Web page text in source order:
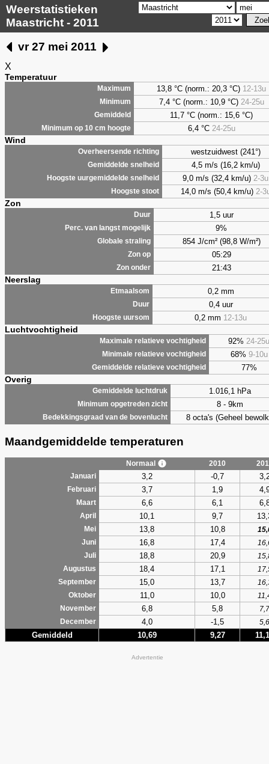
Weerstatistieken
Maastricht - 2011
vr 27 mei 2011
X
Temperatuur
Maximum 13,8 °C (norm.: 20,3 °C) 12-13u
Minimum 7,4°C (norm.: 10,9 °C) 24-25u
Gemiddeld 11,7 °C (norm.: 15,6 °C)
Minimum op 10 cm hoogte 6,4°C 24-25u
Wind
Overheersende richting westzuidwest (241°)
Gemiddelde snelheid 4,5 m/s (16,2 km/u)
Hoogste uurgemiddelde snelheid 9,0 m/s (32,4 km/u) 2-3u
Hoogste stoot 14,0 m/s (50,4 km/u) 2-
Zon
Duur 1,5 uur
Perc. van langst mogelijk 9%
Globale straling 854 J/cm² (98,8 W/m²)
Zon op 05:29
Zon onder 21:43
Neerslag
Etmaalsom 0,2 mm
Duur 0,4 uur
Hoogste uursom 0,2 mm 12-13u
Luchtvochtigheid
Maximale relatieve vochtigheid 92% 24-25u
Minimale relatieve vochtigheid 68% 9-10u
Gemiddelde relatieve vochtigheid 77%
Overig
Gemiddelde luchtdruk 1.016,1 hPa
Minimum opgetreden zicht 8 - 9km
Bedekkingsgraad van de bovenlucht 8 octa's (Geheel
Maandgemiddelde temperaturen
Normaal 2010
Januari
3,2 -0,7
Februari 3,7 1,9
Maart 6,6 6,1
April 10,1 9,7
Mei 13,8 10,8
Juni
16,8 17,4
Juli
18,8 20,9
Augustus
18,4 17,1
September
15,0 13,7
Oktober
11,0 10,0
November
6,8 5,8
7,7
December
4,0 -1,5 5,6
Gemiddeld 10,69 9,27
Advertentie